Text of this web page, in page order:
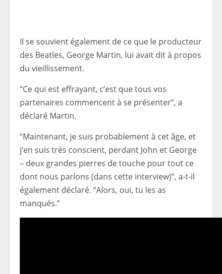
Il se souvient également de ce que le producteur
des Beatles, George Martin, lui avait dit à propos
du vieillissement.
“Ce qui est effrayant, c’est que tous vos
partenaires commencent à se présenter”, a
déclaré Martin.
“Maintenant, je suis probablement à cet âge, et
j’en suis très conscient, perdant John et George
– deux grandes pierres de touche pour tout ce
dont nous parlons (dans cette interview)”, a-t-il
également déclaré. “Alors, oui, tu les as
manqués.”